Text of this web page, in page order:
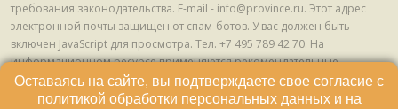
требования законодательства. E-mail - info@province.ru. Этот адрес
электронной почты защищен от спам-ботов. У вас должен быть
включен JavaScript для просмотра. Tел. +7 495 789 42 70. На
информационном ресурсе применяются рекомендательные
технологии (информационные технологии предоставления
информации на основе сбора, систематизации и анализа сведений,
Оставаясь на сайте, вы подтверждаете свое согласие с
политикой обработки персональных данныхи на